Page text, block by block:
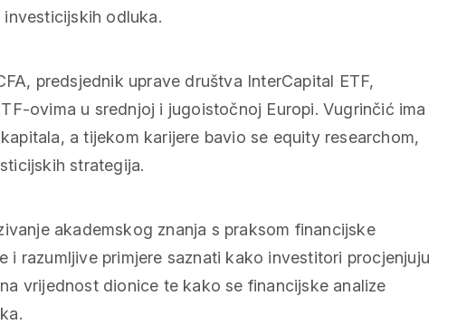
odluka.
predsjednik uprave društva InterCapital ETF,
ovima u srednjoj i jugoistočnoj Europi. Vugrinčić ima
a tijekom karijere bavio se equity researchom,
strategija.
akademskog znanja s praksom financijske
i razumljive primjere saznati kako investitori procjenjuju
vrijednost dionice te kako se financijske analize